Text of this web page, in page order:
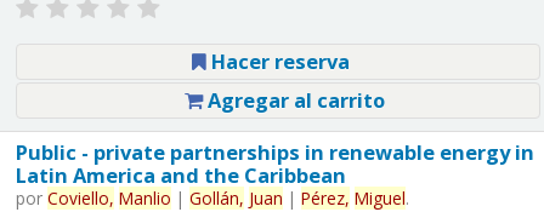
Hacer reserva
Agregar al carrito
Public - private partnerships in renewable energy in
Latin America and the Caribbean
por Coviello, Manlio | Gollán, Juan | Pérez, Miguel.